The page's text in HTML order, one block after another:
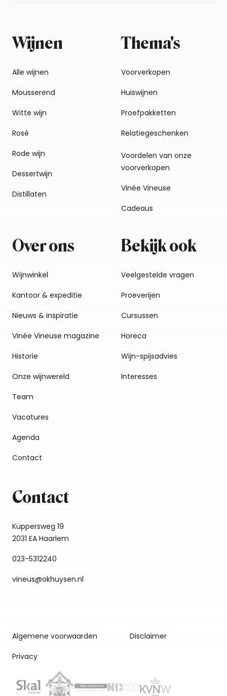
Wijnen
Alle wijnen
Mousserend
Witte wijn
Rosé
Rode wijn
Dessertwijn
Distillaten
Thema's
Voorverkopen
Huiswijnen
Proefpakketten
Relatiegeschenken
Voordelen van onze
voorverkopen
Vinée Vineuse
Cadeaus
Over ons
Wijnwinkel
Kantoor & expeditie
Nieuws & inspiratie
Vinée Vineuse magazine
Historie
Onze wijnwereld
Team
Vacatures
Agenda
Contact
Bekijk ook
Veelgestelde vragen
Proeverijen
Cursussen
Horeca
Wijn-spijsadvies
Interesses
Contact
Küppersweg 19
2031 EA Haarlem
023-5312240
vineus@okhuysen.nl
Algemene voorwaarden
Disclaimer
Privacy